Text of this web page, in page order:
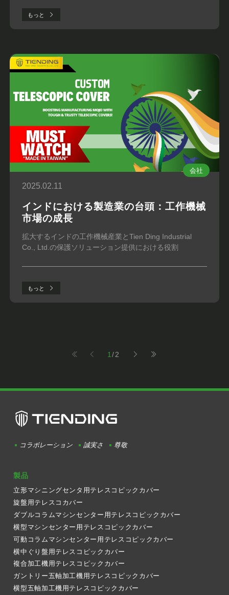
CORP. と連携して、タレットカバー、精密切削工具、高
性能リニアモーター間の相乗効果についても検討してい
い。
もっと
会社
2025.02.11
インドにおける製造業の台頭：工作機械
市場の成長
拡大するインドの工作機械産業とTien Ding Industrial
Co., Ltd.の保護ソリューション提供における役割
もっと
1/2
コラボレーション 誠実さ 尊敬
製品
立形マシニングセンタ用テレスコピックカバー
旋盤用テレスコカバー
ダブルコラムマシンセンター用テレスコピックカバー
横型マシンセンター用テレスコピックカバー
可動コラムマシンセンター用テレスコピックカバー
横中ぐり盤用テレスコピックカバー
複合加工機用テレスコピックカバー
ガントリー五軸加工機用テレスコピックカバー
横型五軸加工機用テレスコピックカバー